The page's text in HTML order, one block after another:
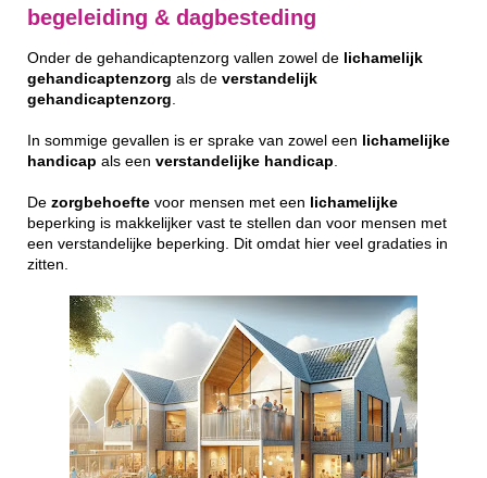
begeleiding & dagbesteding
Onder de gehandicaptenzorg vallen zowel de lichamelijk
gehandicaptenzorg als de verstandelijk
gehandicaptenzorg
In sommige gevallen is er sprake van zowel een lichamelijke
handicap als een verstandelijke handicap
De zorgbehoefte voor mensen met een lichamelijke
beperking is makkelijker vast te stellen dan voor mensen met
een verstandelijke beperking. Dit omdat hier veel gradaties in
zitten.